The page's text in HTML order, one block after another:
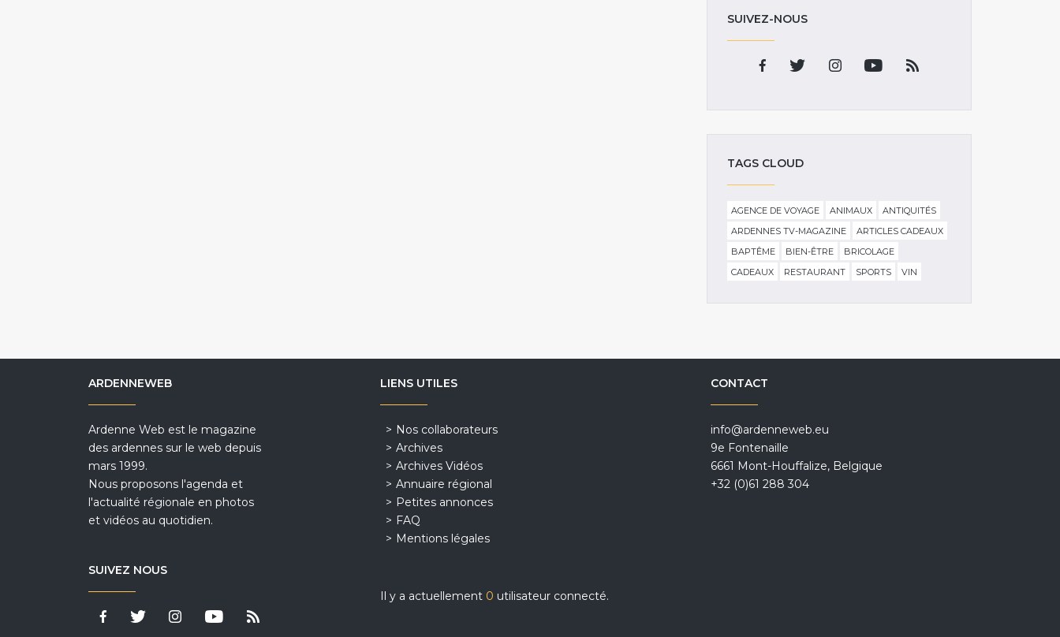
SUIVEZ-NOUS
TAGS CLOUD
AGENCE DE VOYAGE ANIMAUX
ANTIQUITÉS
ARDENNES TV-MAGAZINE
ARTICLES CADEAUX
BAPTÊME
BIEN-ÊTRE
BRICOLAGE
CADEAUX
RESTAURANT SPORTS VIN
ARDENNEWEB
Ardenne Web est le magazine
des ardennes sur le web depuis
mars 1999.
Nous proposons l'agenda et
l'actualité régionale en photos
et vidéos au quotidien.
SUIVEZ NOUS
LIENS UTILES
Nos collaborateurs
Archives
Archives Vidéos
Annuaire régional
Petites annonces
FAQ
Mentions légales
Il y a actuellement 0 utilisateur connecté.
CONTACT
info@ardenneweb.eu
9e Fontenaille
6661 Mont-Houffalize, Belgique
+32 (0)61 288 304